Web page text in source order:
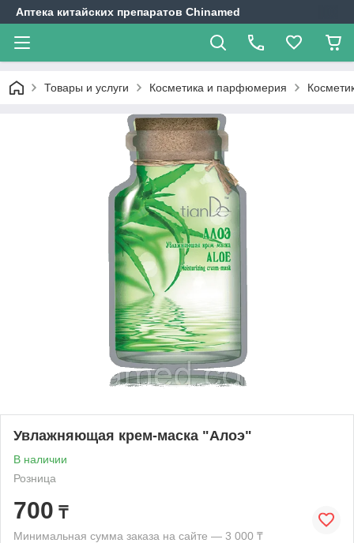
Аптека китайских препаратов Chinamed
Товары и услуги Косметика и парфюмерия
Увлажняющая крем-маска "Алоэ"
В наличии
Розница
700 ₸
Минимальная сумма заказа на сайте — 3 000 ₸